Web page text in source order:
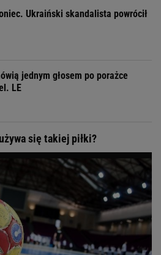
Ukraiński skandalista powrócił
jednym głosem po porażce
LE
się takiej piłki?